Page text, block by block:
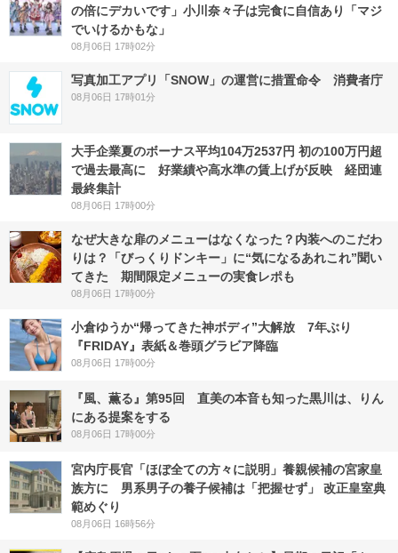
の倍にデカいです」小川奈々子は完食に自信あり「マジ
でいけるかもな」
08月06日 17時02分
写真加工アプリ「SNOW」の運営に措置命令 消費者庁
08月06日 17時01分
大手企業夏のボーナス平均104万2537円 初の100万円超
で過去最高に 好業績や高水準の賃上げが反映 経団連
最終集計
08月06日 17時00分
なぜ大きな扉のメニューはなくなった？内装へのこだわ
りは？「びっくりドンキー」に“気になるあれこれ”聞い
てきた 期間限定メニューの実食レポも
08月06日 17時00分
小倉ゆうか“帰ってきた神ボディ”大解放 7年ぶり
『FRIDAY』表紙＆巻頭グラビア降臨
08月06日 17時00分
『風、薫る』第95回 直美の本音も知った黒川は、りん
にある提案をする
08月06日 17時00分
宮内庁長官「ほぼ全ての方々に説明」養親候補の宮家皇
族方に 男系男子の養子候補は「把握せず」 改正皇室典
範めぐり
08月06日 16時56分